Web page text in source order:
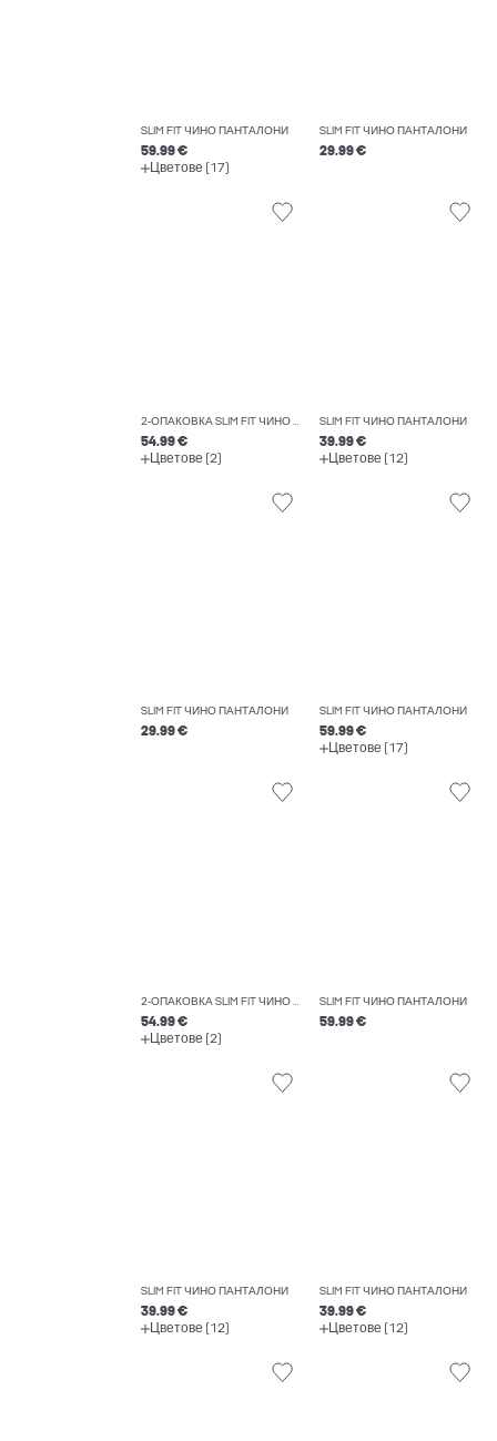
SLIM FIT ЧИНО ПАНТАЛОНИ
59.99 €
Цветове (17)
SLIM FIT ЧИНО ПАНТАЛОНИ
29.99 €
2-ОПАКОВКА SLIM FIT ЧИНО ПАНТАЛОНИ
54.99 €
Цветове (2)
SLIM FIT ЧИНО ПАНТАЛОНИ
39.99 €
Цветове (12)
SLIM FIT ЧИНО ПАНТАЛОНИ
29.99 €
SLIM FIT ЧИНО ПАНТАЛОНИ
59.99 €
Цветове (17)
2-ОПАКОВКА SLIM FIT ЧИНО ПАНТАЛОНИ
54.99 €
Цветове (2)
SLIM FIT ЧИНО ПАНТАЛОНИ
59.99 €
SLIM FIT ЧИНО ПАНТАЛОНИ
39.99 €
Цветове (12)
SLIM FIT ЧИНО ПАНТАЛОНИ
39.99 €
Цветове (12)